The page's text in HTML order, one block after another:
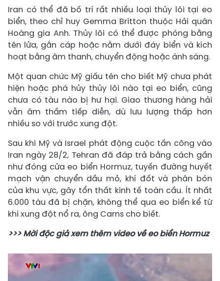
Iran có thể đã bố trí rất nhiều loại thủy lôi tại eo
biển, theo chỉ huy Gemma Britton thuộc Hải quân
Hoàng gia Anh. Thủy lôi có thể được phóng bằng
tên lửa, gắn cáp hoặc nằm dưới đáy biển và kích
hoạt bằng âm thanh, chuyển động hoặc ánh sáng.
Một quan chức Mỹ giấu tên cho biết Mỹ chưa phát
hiện hoặc phá hủy thủy lôi nào tại eo biển, cũng
chưa có tàu nào bị hư hại. Giao thương hàng hải
vẫn âm thầm tiếp diễn, dù lưu lượng thấp hơn
nhiều so với trước xung đột.
Sau khi Mỹ và Israel phát động cuộc tấn công vào
Iran ngày 28/2, Tehran đã đáp trả bằng cách gần
như đóng cửa eo biển Hormuz, tuyến đường huyết
mạch vận chuyển dầu mỏ, khí đốt và phân bón
của khu vực, gây tổn thất kinh tế toàn cầu. Ít nhất
6.000 tàu đã bị chặn, không thể qua eo biển kể từ
khi xung đột nổ ra, ông Carns cho biết.
>>> Mời độc giả xem thêm video về eo biển Hormuz